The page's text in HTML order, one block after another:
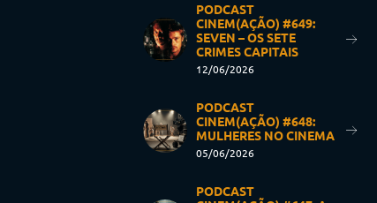
PODCAST
CINEM(AÇÃO) #649:
SEVEN – OS SETE
CRIMES CAPITAIS
12/06/2026
PODCAST
CINEM(AÇÃO) #648:
MULHERES NO CINEMA
05/06/2026
PODCAST